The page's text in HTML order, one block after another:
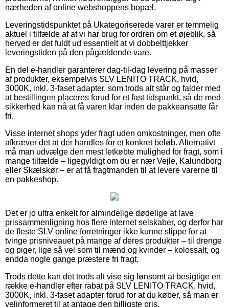
nærheden af online webshoppens bopæl.
Leveringstidspunktet på Ukategoriserede varer er temmelig
aktuel i tilfælde af at vi har brug for ordren om et øjeblik, så
herved er det fuldt ud essentielt at vi dobbelttjekker
leveringstiden på den pågældende vare.
En del e-handler garanterer dag-til-dag levering på masser
af produkter, eksempelvis SLV LENITO TRACK, hvid,
3000K, inkl. 3-faset adapter, som trods alt står og falder med
at bestillingen placeres forud for et fast tidspunkt, så de med
sikkerhed kan nå at få varen klar inden de pakkeansatte får
fri.
Visse internet shops yder fragt uden omkostninger, men ofte
afkræver det at der handles for et konkret beløb. Alternativt
må man udvælge den mest letkøbte mulighed for fragt, som i
mange tilfælde – ligegyldigt om du er nær Vejle, Kalundborg
eller Skælskør – er at få fragtmanden til at levere varerne til
en pakkeshop.
Det er jo ultra enkelt for almindelige dødelige at lave
prissammenligning hos flere internet selskaber, og derfor har
de fleste SLV online forretninger ikke kunne slippe for at
tvinge prisniveauet på mange af deres produkter – til drenge
og piger, lige så vel som til mænd og kvinder – kolossalt, og
endda nogle gange præstere fri fragt.
Trods dette kan det trods alt vise sig lønsomt at besigtige en
række e-handler efter rabat på SLV LENITO TRACK, hvid,
3000K, inkl. 3-faset adapter forud for at du køber, så man er
velinformeret til at antage den billigste pris.